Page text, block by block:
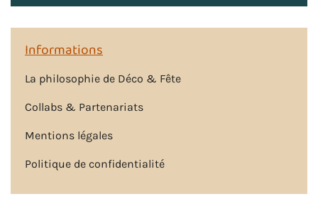
Informations
La philosophie de Déco & Fête
Collabs & Partenariats
Mentions légales
Politique de confidentialité